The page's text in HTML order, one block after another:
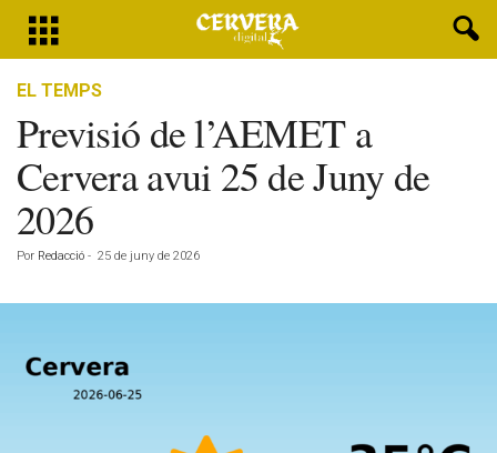
EL TEMPS
Previsió de l’AEMET a
Cervera avui 25 de Juny de
2026
Por Redacció - 25 de juny de 2026